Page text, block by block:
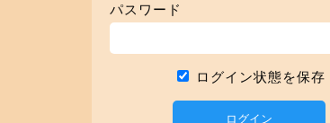
パスワード
ログイン状態を保存